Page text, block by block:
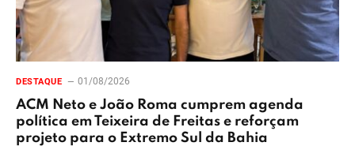
DESTAQUE 01/08/2026
ACM Neto e João Roma cumprem agenda
política em Teixeira de Freitas e reforçam
projeto para o Extremo Sul da Bahia